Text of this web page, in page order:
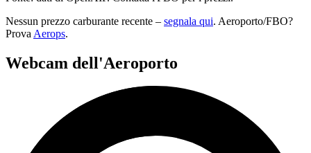
Nessun prezzo carburante recente – segnala qui. Aeroporto/FBO?
Prova Aerops.
Webcam dell'Aeroporto